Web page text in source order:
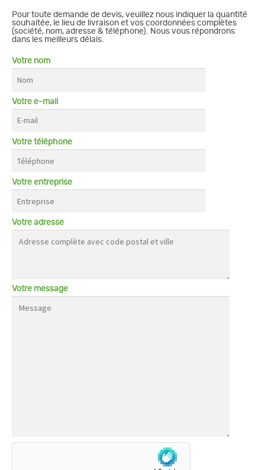
Pour toute demande de devis, veuillez nous indiquer la quantité
souhaitée, le lieu de livraison et vos coordonnées complètes
(société, nom, adresse & téléphone). Nous vous répondrons
dans les meilleurs délais.
Votre nom
Votre e-mail
Votre téléphone
Votre entreprise
Votre adresse
Votre message